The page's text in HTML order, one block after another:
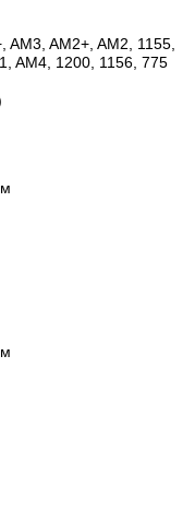
AM3, AM2+, AM2, 1155,
AM4, 1200, 1156, 775